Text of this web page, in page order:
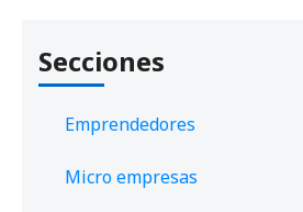
Secciones
Emprendedores
Micro empresas